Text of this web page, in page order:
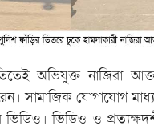
অভিযুক্ত নাজিরা
সামাজিক যোগাযোগ
ভিডিও ও